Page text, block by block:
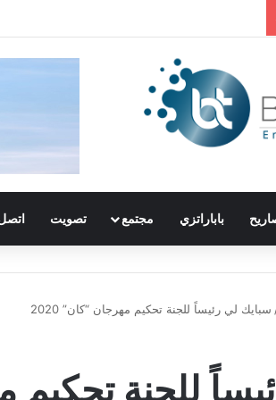
باباراتزي مجتمع تصويت اتصل
سبايك لي رئيساً للجنة تحكيم مهرجان “كان” 2020
للجنة تحكيم